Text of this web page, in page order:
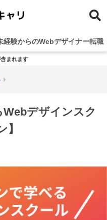
経験からのWebデザイナー転職
まれます
デザインスク